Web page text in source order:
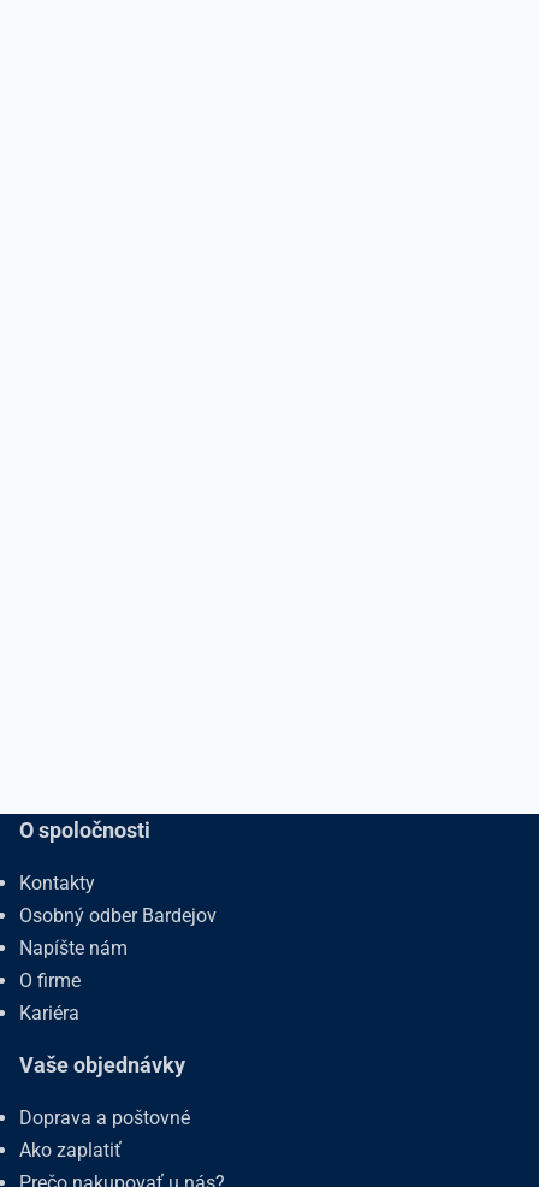
O spoločnosti
Kontakty
Osobný odber Bardejov
Napíšte nám
O firme
Kariéra
Vaše objednávky
Doprava a poštovné
Ako zaplatiť